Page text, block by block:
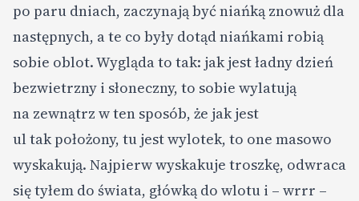
po paru dniach, zaczynają być niańką znowuż dla
następnych, a te co były dotąd niańkami robią
sobie oblot. Wygląda to tak: jak jest ładny dzień
bezwietrzny i słoneczny, to sobie wylatują
na zewnątrz w ten sposób, że jak jest
ul tak położony, tu jest wylotek, to one masowo
wyskakują. Najpierw wyskakuje troszkę, odwraca
się tyłem do świata, główką do wlotu i – wrrr –